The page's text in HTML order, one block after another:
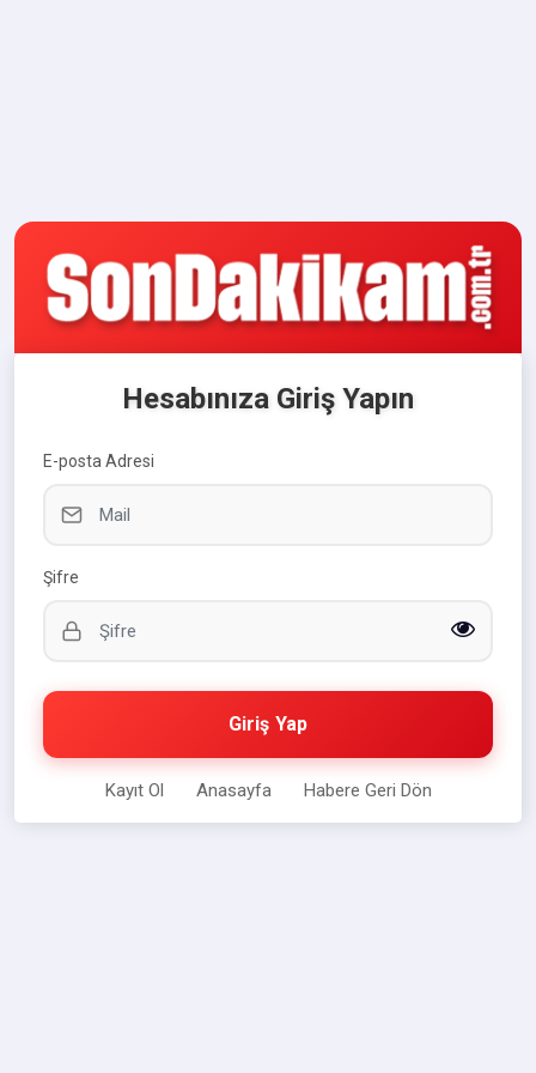
Hesabınıza Giriş Yapın
E-posta Adresi
Şifre
Giriş Yap
Kayıt Ol Anasayfa Habere Geri Dön